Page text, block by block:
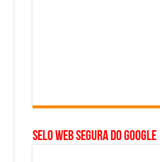
SELO WEB SEGURA do GOOGLE